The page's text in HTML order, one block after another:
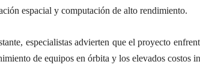
espacial y computación de alto rendimiento.
especialistas advierten que el proyecto
de equipos en órbita y los elevados costos